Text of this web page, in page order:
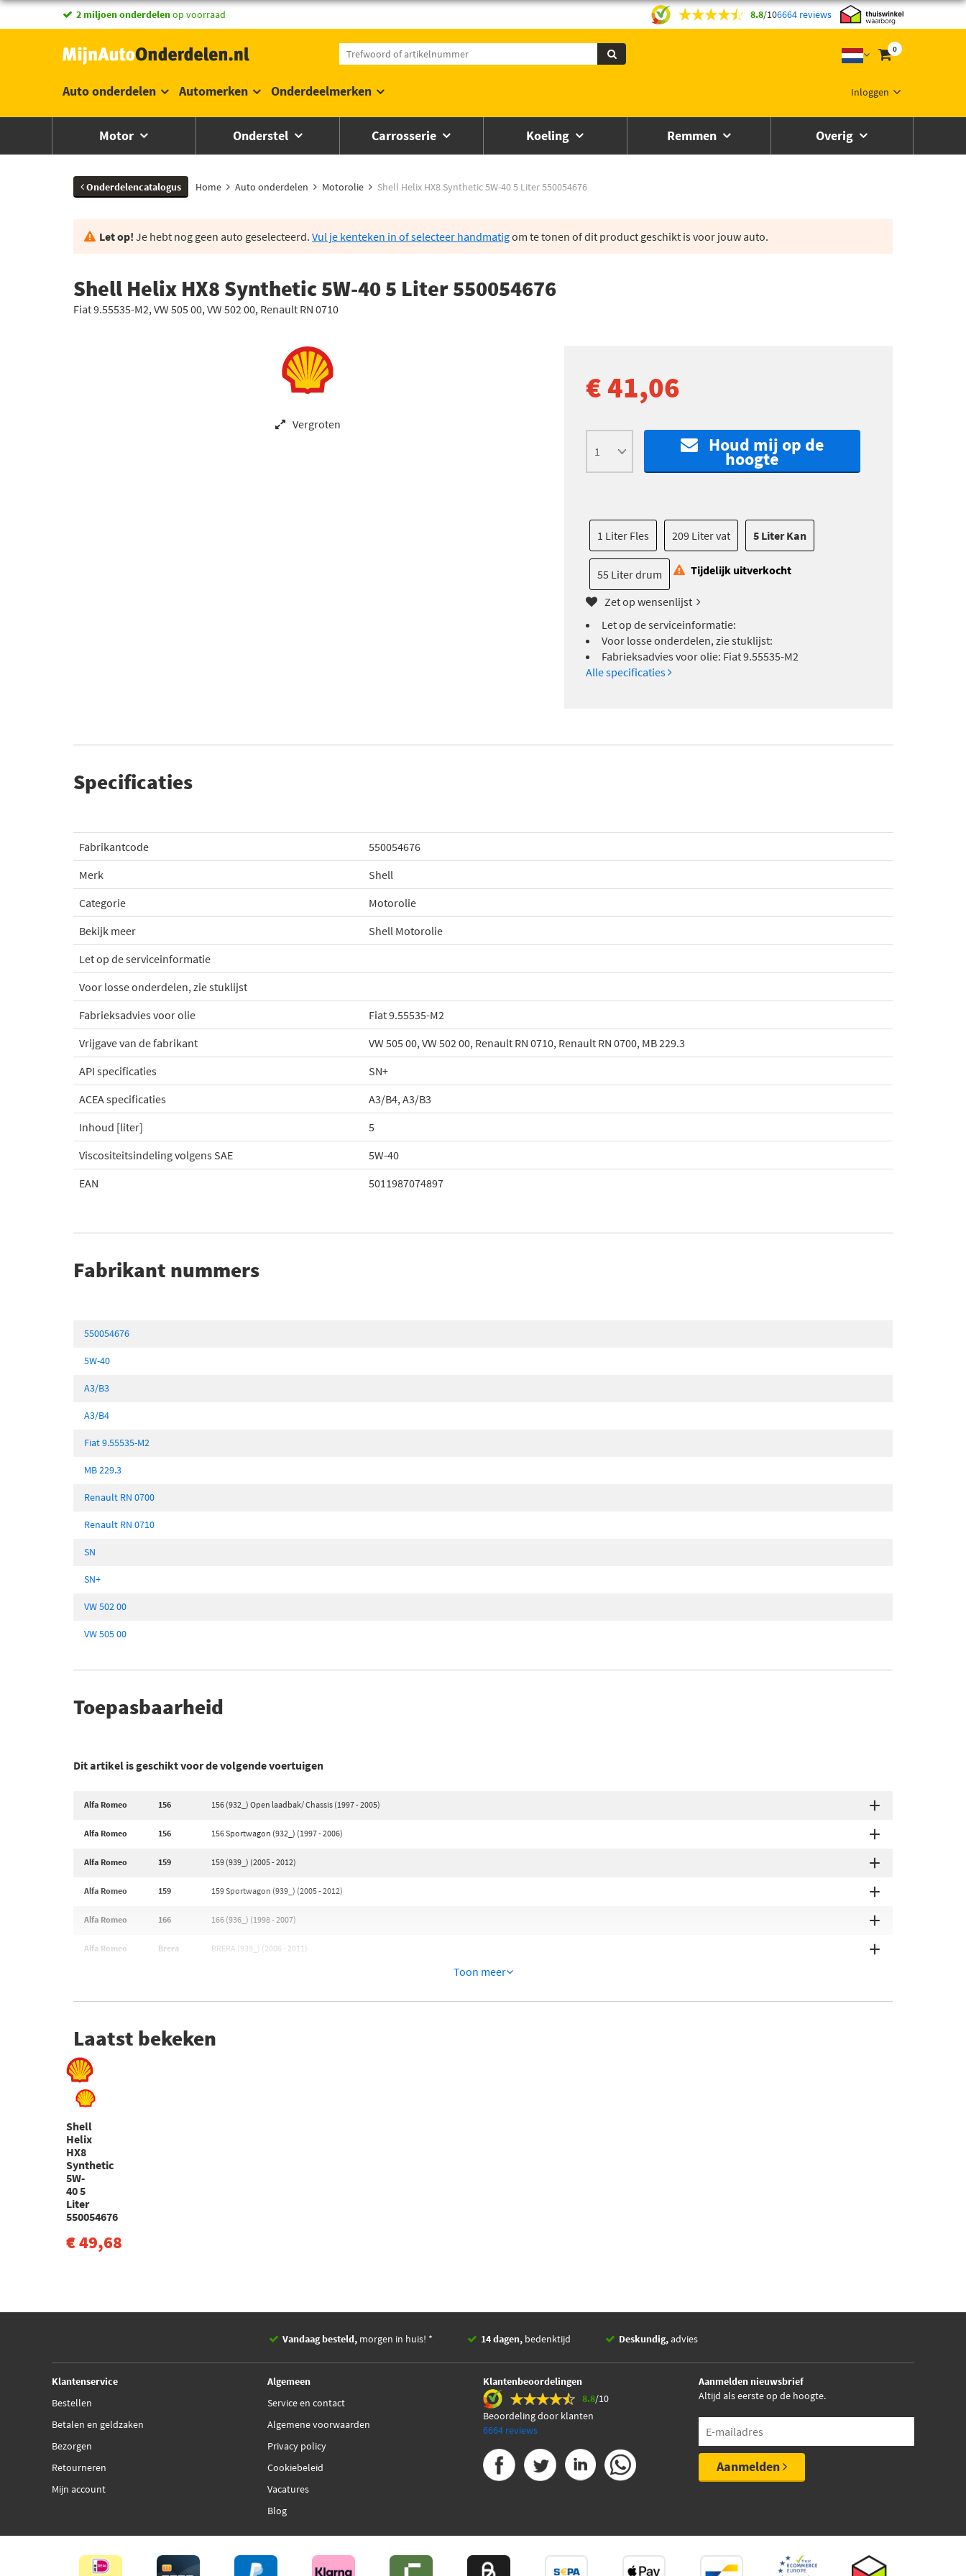
vandaag besteld,morgen in huis *
2 miljoen onderdelenop voorraad 8.8/106664 reviews
0
Inloggen
Auto onderdelen Automerken Onderdeelmerken
Motor Onderstel Carrosserie Koeling Remmen Overig
Onderdelencatalogus Home Auto onderdelen Motorolie Shell Helix HX8 Synthetic 5W-40 5 Liter 550054676
Let op! Je hebt nog geen auto geselecteerd. Vul je kenteken in of selecteer handmatigom te tonen of dit product geschikt is voor jouw auto.
Shell Helix HX8 Synthetic 5W-40 5 Liter 550054676
Fiat 9.55535-M2, VW 505 00, VW 502 00, Renault RN 0710
Vergroten
€ 41,06
Houd mij op de
hoogte
1 Liter Fles 209 Liter vat 5 Liter Kan
55 Liter drum Tijdelijk uitverkocht
Zet op wensenlijst
Let op de serviceinformatie:
Voor losse onderdelen, zie stuklijst:
Fabrieksadvies voor olie: Fiat 9.55535-M2
Alle specificaties
Specificaties
Fabrikantcode
550054676
Merk
Shell
Categorie
Motorolie
Bekijk meer
Shell Motorolie
Let op de serviceinformatie
Voor losse onderdelen, zie stuklijst
Fabrieksadvies voor olie
Fiat 9.55535-M2
Vrijgave van de fabrikant
VW 505 00, VW 502 00, Renault RN 0710, Renault RN 0700, MB 229.3
API specificaties
SN+
ACEA specificaties
A3/B4, A3/B3
Inhoud [liter]
5
Viscositeitsindeling volgens SAE
5W-40
EAN
5011987074897
Fabrikant nummers
550054676
5W-40
A3/B3
A3/B4
Fiat 9.55535-M2
MB 229.3
Renault RN 0700
Renault RN 0710
SN
SN+
VW 502 00
VW 505 00
Toepasbaarheid
Dit artikel is geschikt voor de volgende voertuigen
Alfa Romeo 156 156 (932_) Open laadbak/ Chassis (1997 - 2005)
Alfa Romeo 156 156 Sportwagon (932_) (1997 - 2006)
Alfa Romeo 159 159 (939_) (2005 - 2012)
Alfa Romeo 159 159 Sportwagon (939_) (2005 - 2012)
Alfa Romeo 166 166 (936_) (1998 - 2007)
Alfa Romeo Brera BRERA (939_) (2006 - 2011)
Toon meer
Laatst bekeken
Shell
Helix
HX8
Synthetic
5W-
40 5
Liter
550054676
€ 49,68
Vandaag besteld, morgen in huis! * 14 dagen, bedenktijd Deskundig,advies
Klantenservice
Bestellen
Betalen en geldzaken
Bezorgen
Retourneren
Mijn account
Algemeen
Service en contact
Algemene voorwaarden
Privacy policy
Cookiebeleid
Vacatures
Blog
Klantenbeoordelingen
8.8/10
Beoordeling door klanten
6664 reviews
Aanmelden nieuwsbrief
Altijd als eerste op de hoogte.
Aanmelden